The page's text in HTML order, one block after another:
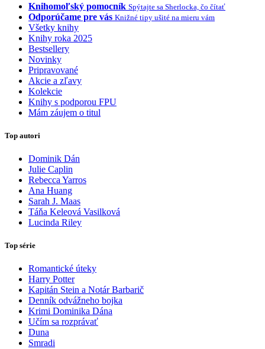
Knihomoľský pomocník Spýtajte sa Sherlocka, čo čítať
Odporúčame pre vás Knižné tipy ušité na mieru vám
Všetky knihy
Knihy roka 2025
Bestsellery
Novinky
Pripravované
Akcie a zľavy
Kolekcie
Knihy s podporou FPU
Mám záujem o titul
Top autori
Dominik Dán
Julie Caplin
Rebecca Yarros
Ana Huang
Sarah J. Maas
Táňa Keleová Vasilková
Lucinda Riley
Top série
Romantické úteky
Harry Potter
Kapitán Stein a Notár Barbarič
Denník odvážneho bojka
Krimi Dominika Dána
Učím sa rozprávať
Duna
Smradi